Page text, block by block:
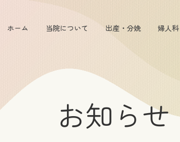
ホーム 当院について 出産・分娩 婦人科
お知らせ